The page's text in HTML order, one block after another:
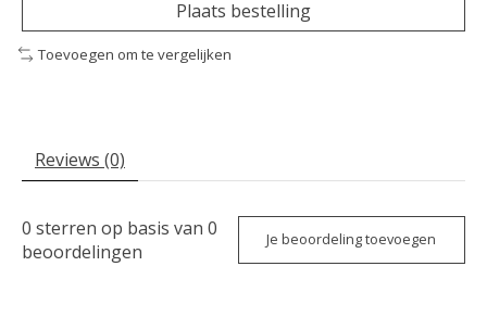
Plaats bestelling
Toevoegen om te vergelijken
Reviews (0)
0 sterren op basis van 0
beoordelingen
Je beoordeling toevoegen